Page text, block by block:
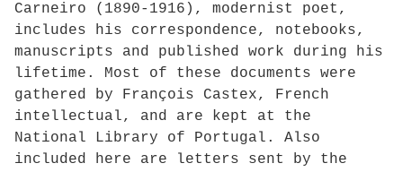
Carneiro (1890-1916), modernist poet,
includes his correspondence, notebooks,
manuscripts and published work during his
lifetime. Most of these documents were
gathered by François Castex, French
intellectual, and are kept at the
National Library of Portugal. Also
included here are letters sent by the